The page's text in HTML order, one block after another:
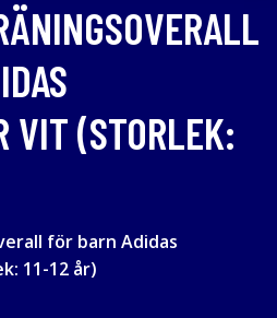
VIT (STORLEK:
för barn Adidas
11-12 år)